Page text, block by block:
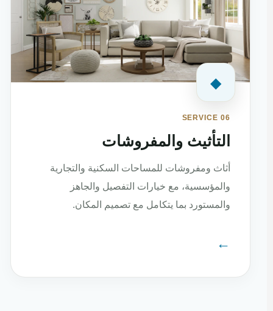
◆
SERVICE 06
التأثيث والمفروشات
أثاث ومفروشات للمساحات السكنية والتجارية
والمؤسسية، مع خيارات التفصيل والجاهز
والمستورد بما يتكامل مع تصميم المكان.
←